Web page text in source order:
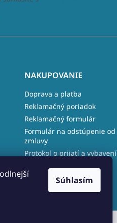
Súhlasím
NAKUPOVANIE
Doprava a platba
Reklamačný poriadok
Reklamačný formulár
Formulár na odstúpenie od
zmluvy
Protokol o prijatí a vybavení